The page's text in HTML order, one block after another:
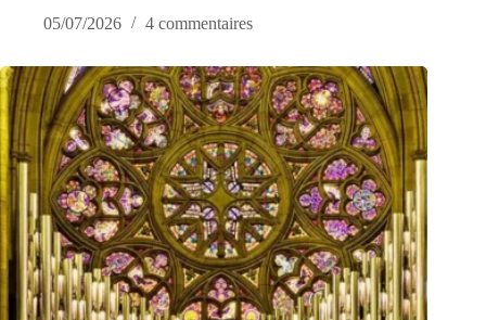
05/07/2026
4 commentaires